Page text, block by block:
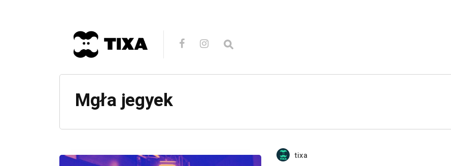
Mgła jegyek
tixa